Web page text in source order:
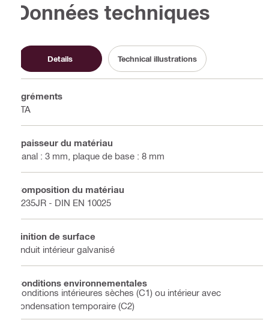
Données techniques
Details Technical illustrations
Agréments
ETA
Épaisseur du matériau
Canal : 3 mm, plaque de base : 8 mm
Composition du matériau
S235JR - DIN EN 10025
Finition de surface
Enduit intérieur galvanisé
Conditions environnementales
Conditions intérieures sèches (C1) ou intérieur avec
condensation temporaire (C2)